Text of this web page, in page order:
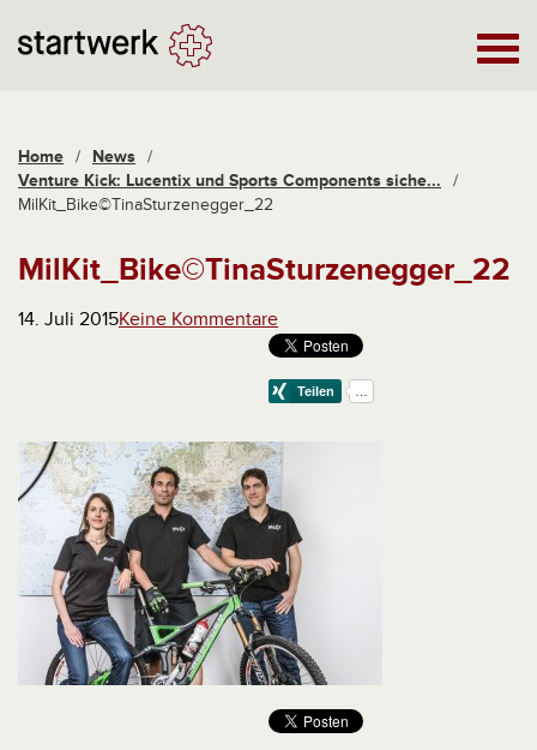
Home / News /
Venture Kick: Lucentix und Sports Components siche...
/
MilKit_Bike©TinaSturzenegger_22
MilKit_Bike©TinaSturzenegger_22
14. Juli 2015Keine Kommentare